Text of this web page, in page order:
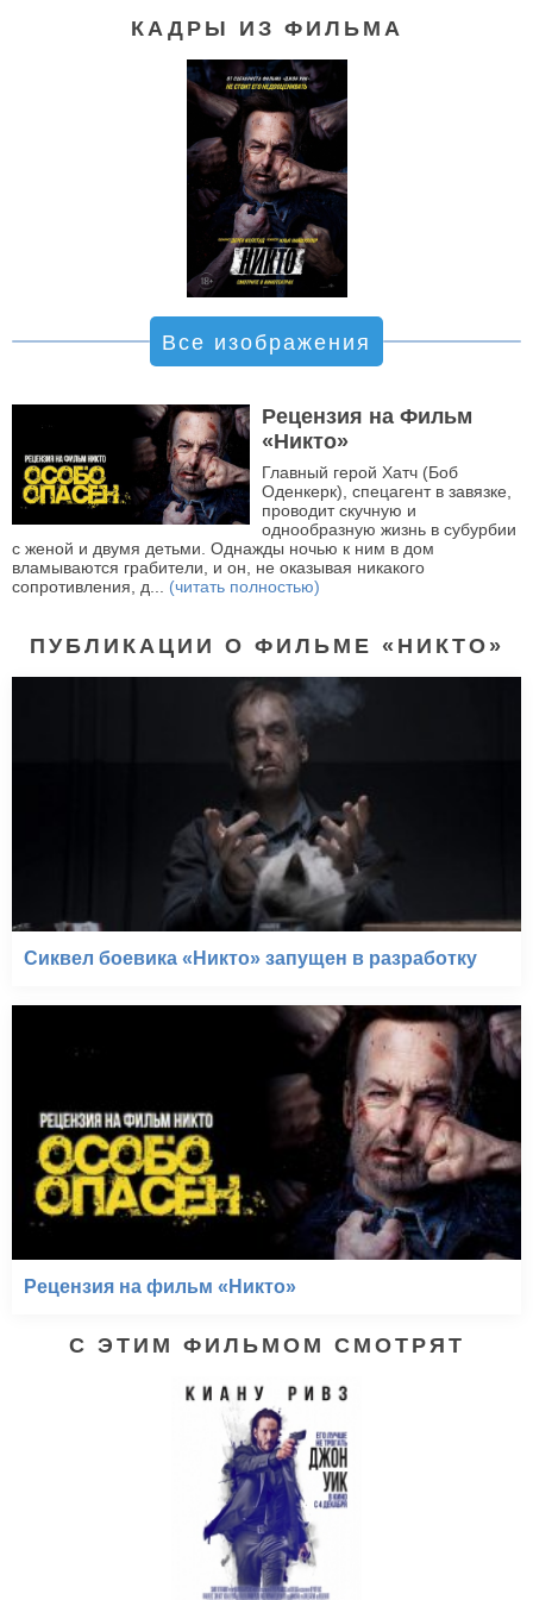
КАДРЫ ИЗ ФИЛЬМА
Все изображения
Рецензия на Фильм
«Никто»
Главный герой Хатч (Боб
Оденкерк), спецагент в завязке,
проводит скучную и
однообразную жизнь в субурбии
с женой и двумя детьми. Однажды ночью к ним в дом
вламываются грабители, и он, не оказывая никакого
сопротивления, д... (читать полностью)
ПУБЛИКАЦИИ О ФИЛЬМЕ «НИКТО»
Сиквел боевика «Никто» запущен в разработку
Рецензия на фильм «Никто»
С ЭТИМ ФИЛЬМОМ СМОТРЯТ